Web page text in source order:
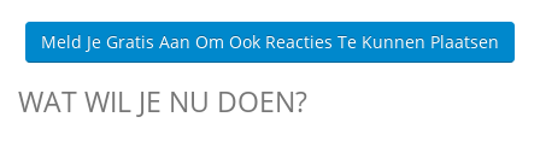
Meld Je Gratis Aan Om Ook Reacties Te Kunnen Plaatsen
WAT WIL JE NU DOEN?